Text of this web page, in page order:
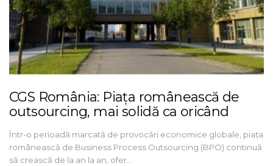
CGS România: Piața românească de
outsourcing, mai solidă ca oricând
Într-o perioadă marcată de provocări economice globale, piața
românească de Business Process Outsourcing (BPO) continuă
să crească de la an la an, ofer…